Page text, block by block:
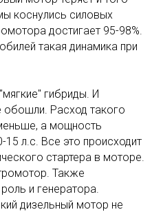
коснулись силовых
достигает 95-98%.
такая динамика при
гибриды. И
Расход такого
а мощность
15 л.с. Все это происходит
стартера в моторе.
Также
и генератора.
дизельный мотор не